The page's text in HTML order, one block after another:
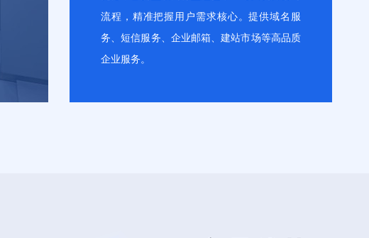
流程，精准把握用户需求核心。提供域名服
务、短信服务、企业邮箱、建站市场等高品质
企业服务。